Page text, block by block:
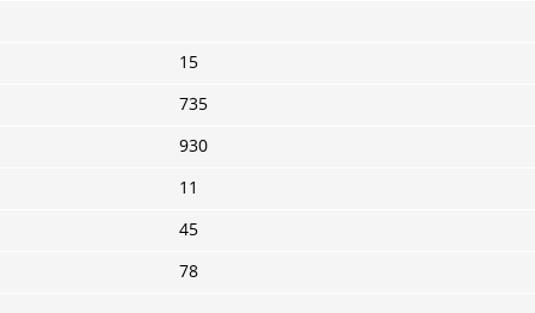
15
735
930
11
45
78